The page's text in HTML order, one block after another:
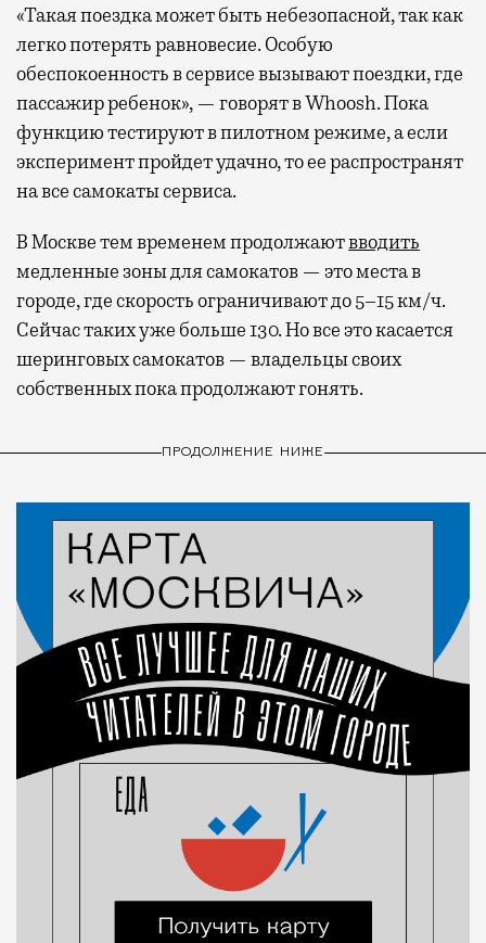
«Такая поездка может быть небезопасной, так как
легко потерять равновесие. Особую
обеспокоенность в сервисе вызывают поездки, где
пассажир ребенок», — говорят в Whoosh. Пока
функцию тестируют в пилотном режиме, а если
эксперимент пройдет удачно, то ее распространят
на все самокаты сервиса.
В Москве тем временем продолжаютвводить
медленные зоны для самокатов — это места в
городе, где скорость ограничивают до 5–15 км/ч.
Сейчас таких уже больше 130. Но все это касается
шеринговых самокатов — владельцы своих
собственных пока продолжают гонять.
ПРОДОЛЖЕНИЕ НИЖЕ